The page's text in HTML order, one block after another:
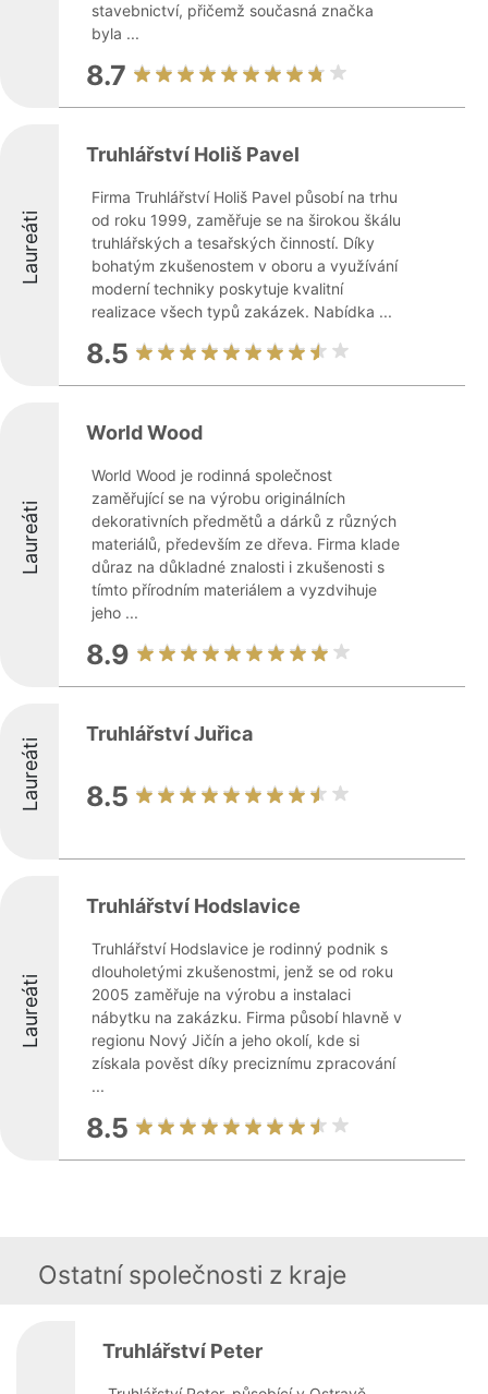
stavebnictví, přičemž současná značka
byla ...
8.7
Laureáti
Truhlářství Holiš Pavel
Firma Truhlářství Holiš Pavel působí na trhu
od roku 1999, zaměřuje se na širokou škálu
truhlářských a tesařských činností. Díky
bohatým zkušenostem v oboru a využívání
moderní techniky poskytuje kvalitní
realizace všech typů zakázek. Nabídka ...
8.5
Laureáti
World Wood
World Wood je rodinná společnost
zaměřující se na výrobu originálních
dekorativních předmětů a dárků z různých
materiálů, především ze dřeva. Firma klade
důraz na důkladné znalosti i zkušenosti s
tímto přírodním materiálem a vyzdvihuje
jeho ...
8.9
Laureáti
Truhlářství Juřica
8.5
Laureáti
Truhlářství Hodslavice
Truhlářství Hodslavice je rodinný podnik s
dlouholetými zkušenostmi, jenž se od roku
2005 zaměřuje na výrobu a instalaci
nábytku na zakázku. Firma působí hlavně v
regionu Nový Jičín a jeho okolí, kde si
získala pověst díky preciznímu zpracování
...
8.5
Ostatní společnosti z kraje
Truhlářství Peter